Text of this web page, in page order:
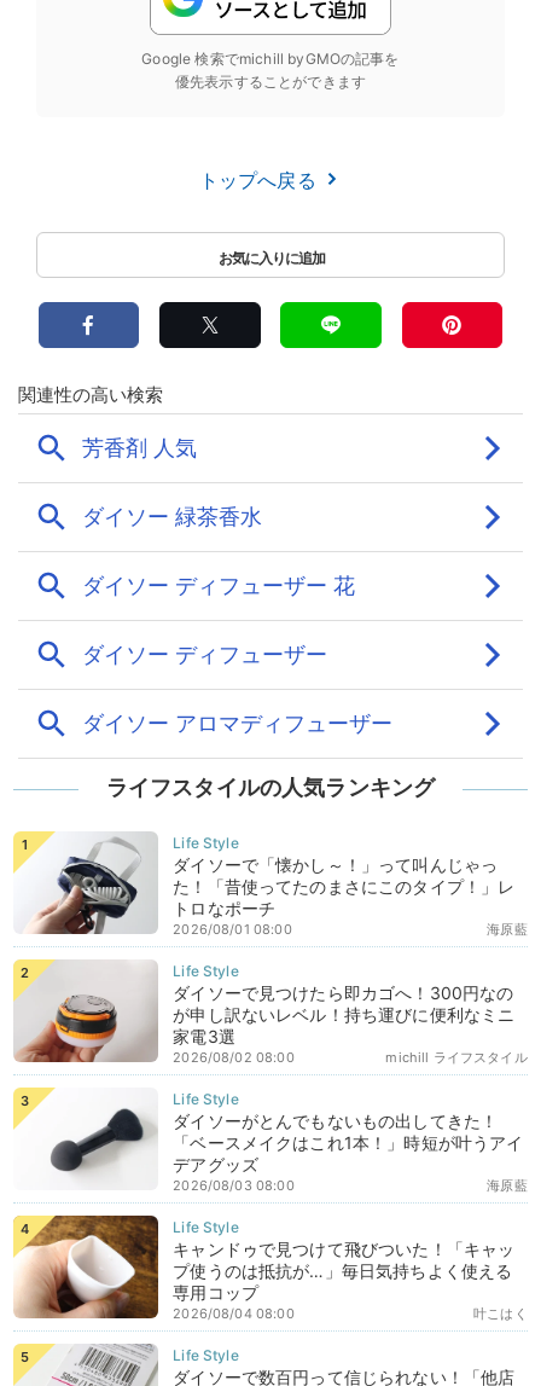
Google 検索でmichill byGMOの記事を
優先表示することができます
トップへ戻る
ライフスタイルの人気ランキング
ダイソーで「懐かし～！」って叫んじゃっ
た！「昔使ってたのまさにこのタイプ！」レ
トロなポーチ
海原藍
2026/08/01 08:00
ダイソーで見つけたら即カゴへ！300円なの
が申し訳ないレベル！持ち運びに便利なミニ
家電3選
michill ライフスタイル
2026/08/02 08:00
ダイソーがとんでもないもの出してきた！
「ベースメイクはこれ1本！」時短が叶うアイ
デアグッズ
海原藍
2026/08/03 08:00
キャンドゥで見つけて飛びついた！「キャッ
プ使うのは抵抗が…」毎日気持ちよく使える
専用コップ
叶こはく
2026/08/04 08:00
ダイソーで数百円って信じられない！「他店